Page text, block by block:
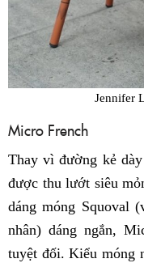
Jennifer
Micro French
Thay vì đường kẻ
được thu lướt siêu
dáng móng Squoval
nhân) dáng ngắn,
tuyệt đối. Kiểu móng